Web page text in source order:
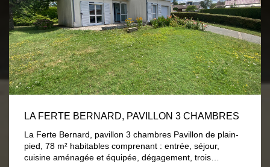
LA FERTE BERNARD, PAVILLON 3 CHAMBRES
La Ferte Bernard, pavillon 3 chambres Pavillon de plain-
pied, 78 m² habitables comprenant : entrée, séjour,
cuisine aménagée et équipée, dégagement, trois